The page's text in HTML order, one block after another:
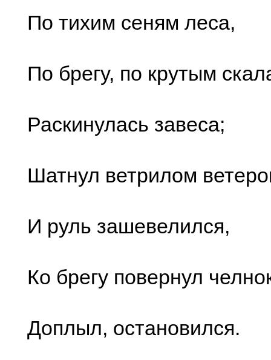
По тихим сеням леса,
По брегу, по крутым
Раскинулась завеса;
Шатнул ветрилом
И руль зашевелился,
Ко брегу повернул
Доплыл, остановился.